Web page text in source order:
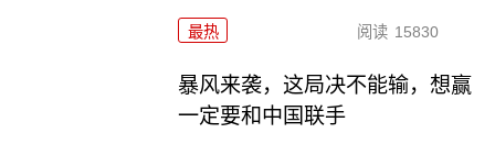
最热 阅读 15830
暴风来袭，这局决不能输，想赢
一定要和中国联手